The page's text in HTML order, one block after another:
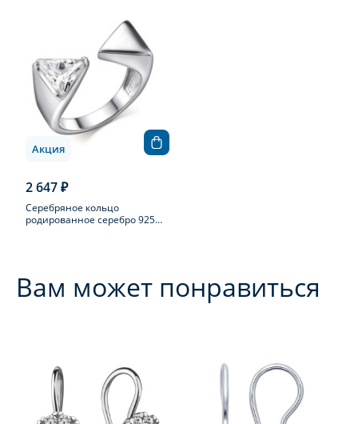
2 647 ₽
Серебряное кольцо
родированное серебро 925
Акция
Вам может понравиться